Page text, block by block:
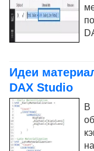
Идеи
DAX Studio